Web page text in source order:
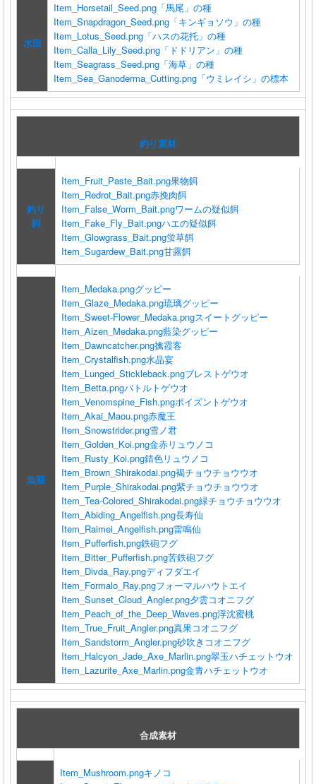
水田
Item_Horsetail_Seed.png 「馬尾」の種
Item_Snapdragon_Seed.png 「キンギョソウ」の種
Item_Lotus_Seed.png 「ハスの花托」の種
Item_Calla_Lily_Seed.png 「ドドリアン」の種
Item_Seagrass_Seed.png 「海草」の種
Item_Sea_Ganoderma_Cutting.png 「ウミレイシ」の標本
釣り素材
釣り
餌
Item_Fruit_Paste_Bait.png果物餌
Item_Redrot_Bait.png赤挽肉餌
Item_False_Worm_Bait.pngワームの疑似餌
Item_Fake_Fly_Bait.pngハエの疑似餌
Item_Glowgrass_Bait.png蛍草餌
Item_Sugardew_Bait.png甘露餌
魚類
Item_Medaka.pngグッピー
Item_Glaze_Medaka.png琉璃グッピー
Item_Sweet-Flower_Medaka.pngスイートグッピー
Item_Aizen_Medaka.png藍染グッピー
Item_Dawncatcher.png擒霞客
Item_Crystalfish.png水晶宴
Item_Lunged_Stickleback.pngブレストゲウオ
Item_Betta.pngバトルトゲウオ
Item_Venomspine_Fish.pngポイズントゲウオ
Item_Akai_Maou.png赤魔王
Item_Snowstrider.png雪ノ君
Item_Golden_Koi.png金赤リュウノコ
Item_Rusty_Koi.png錆色リュウノコ
Item_Brown_Shirakodai.png褐チョウチョウウオ
Item_Purple_Shirakodai.png紫チョウチョウウオ
Item_Tea-Colored_Shirakodai.png緑チョウチョウウオ
Item_Abiding_Angelfish.png長寿仙
Item_Raimei_Angelfish.png雷鳴仙
Item_Pufferfish.png鉄砲フグ
Item_Bitter_Pufferfish.png苦鉄砲フグ
Item_Divda_Ray.pngディフダエイ
Item_Formalo_Ray.pngフォーマルハウトエイ
Item_Sunset_Cloud_Angler.png夕雲コオニフグ
Item_Peach_of_the_Deep_Waves.png浮沈蜜桃
Item_True_Fruit_Angler.png真果コオニフグ
Item_Sandstorm_Angler.png砂吹きコオニフグ
Item_Halcyon_Jade_Axe_Marlin.png翠玉ハチェットウオ
Item_Lazurite_Axe_Marlin.png金青ハチェットウオ
合成素材
Item_Mushroom.pngキノコ